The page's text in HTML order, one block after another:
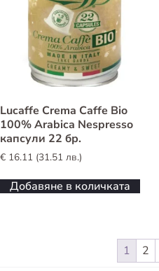
Lucaffe Crema Caffe Bio
100% Arabica Nespresso
капсули 22 бр.
€ 16.11 (31.51 лв.)
Добавяне в количката
1 2